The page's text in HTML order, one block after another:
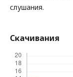
слушания.
Скачивания